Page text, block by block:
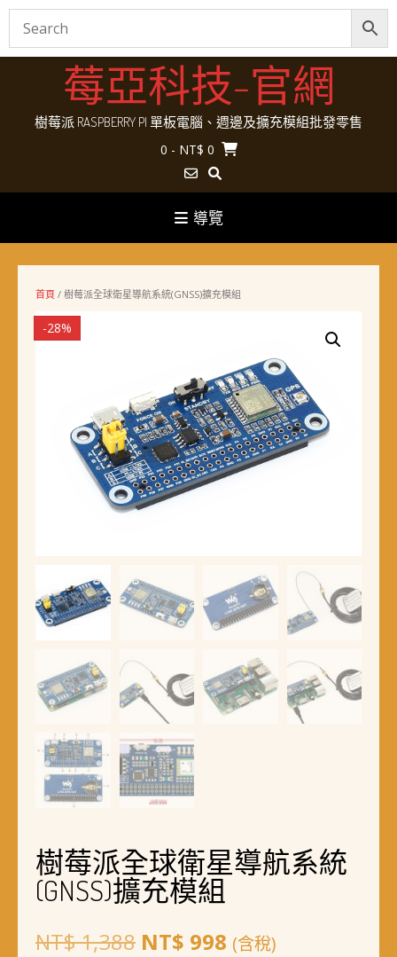
Skip
莓亞科技-官網
樹莓派 RASPBERRY PI 單板電腦、週邊及擴充模組批發零售
0 - NT$ 0
導覽
首頁 / 樹莓派全球衛星導航系統(GNSS)擴充模組
-28%
樹莓派全球衛星導航系統
(GNSS)擴充模組
NT$1,388 原
NT$ 998 目
(含稅)